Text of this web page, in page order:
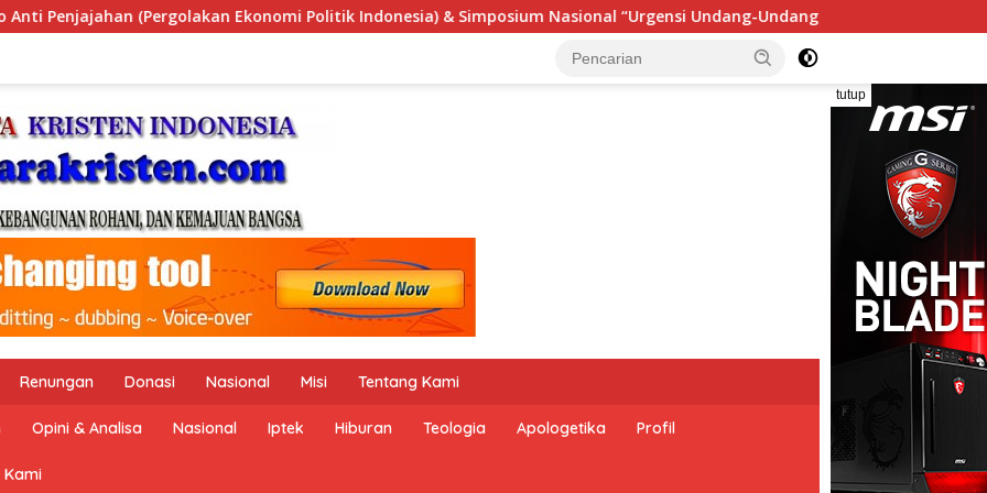
Indonesia) & Simposium Nasional “Urgensi Undang-Undang Perekonomian Nasional dan Kesejahteraan Sosial dalam
tutup
Renungan Donasi Nasional Misi Tentang Kami
Opini & Analisa Nasional Iptek Hiburan Teologia Apologetika Profil
Kami